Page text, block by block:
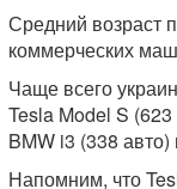
Средний возраст
коммерческих
Чаще всего
Tesla Model S
BMW i3 (338
Напомним, что